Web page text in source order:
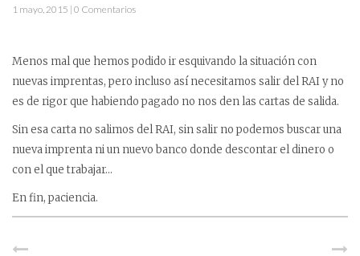
1 mayo, 2015 | 0 Comentarios
Menos mal que hemos podido ir esquivando la situación con
nuevas imprentas, pero incluso así necesitamos salir del RAI y no
es de rigor que habiendo pagado no nos den las cartas de salida.
Sin esa carta no salimos del RAI, sin salir no podemos buscar una
nueva imprenta ni un nuevo banco donde descontar el dinero o
con el que trabajar…
En fin, paciencia.